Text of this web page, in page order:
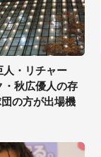
人・リチャー
・秋広優人の存
の方が出場機